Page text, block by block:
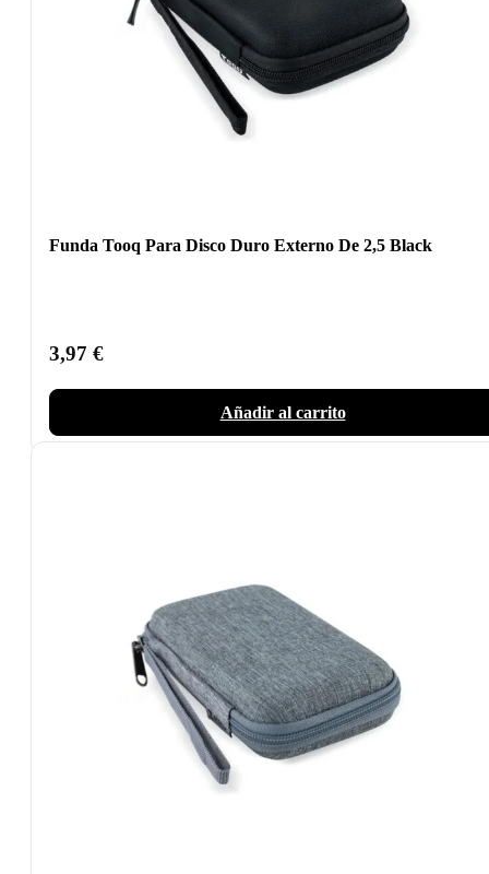
Funda Tooq Para Disco Duro Externo De 2,5 Black
3,97 €
Añadir al carrito